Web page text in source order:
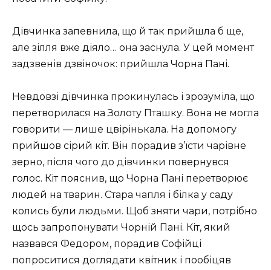
Дівчинка запевнила, що й так прийшла б ще,
але зілля вже діяло… она заснула. У цей момент
задзвенів дзвіночок: прийшла Чорна Пані.
Невдовзі дівчинка прокинулась і зрозуміла, що
перетворилася на Золоту Пташку. Вона не могла
говорити — лише цвірінькала. На допомогу
прийшов сірий кіт. Він порадив з’їсти чарівне
зерно, після чого до дівчинки повернувся
голос. Кіт пояснив, що Чорна Пані перетворює
людей на тварин. Стара чапля і білка у саду
колись були людьми. Щоб зняти чари, потрібно
щось запропонувати Чорній Пані. Кіт, який
назвався Федором, порадив Софійці
попроситися доглядати квітник і пообіцяв